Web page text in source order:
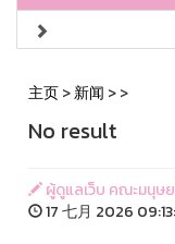
主页>新闻 >>
No result
ผู้ดูแลเว็บ คณะมนุษ
17 七月 2026